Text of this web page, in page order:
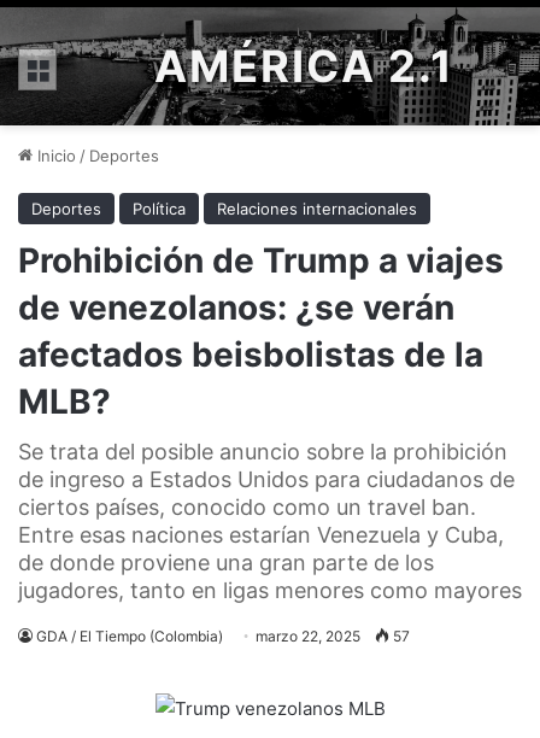
Menú AMÉRICA 2.1
Inicio / Deportes
Deportes Política Relaciones internacionales
Prohibición de Trump a viajes
de venezolanos: ¿se verán
afectados beisbolistas de la
MLB?
Se trata del posible anuncio sobre la prohibición
de ingreso a Estados Unidos para ciudadanos de
ciertos países, conocido como un travel ban.
Entre esas naciones estarían Venezuela y Cuba,
de donde proviene una gran parte de los
jugadores, tanto en ligas menores como mayores
GDA / El Tiempo (Colombia) marzo 22, 2025 57